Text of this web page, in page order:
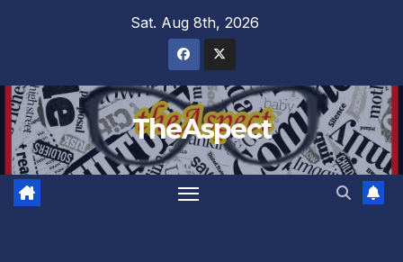
Sat. Aug 8th, 2026
TheAspect